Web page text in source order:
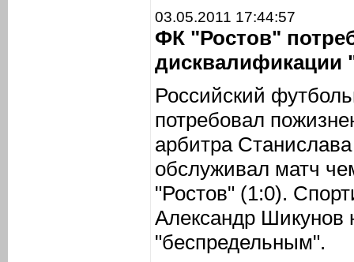
03.05.2011 17:44:57
ФК "Ростов"
дисквалификации
Российский
потребовал
арбитра
обслуживал матч
"Ростов" (1:0).
Александр Шикунов
"беспредельным".